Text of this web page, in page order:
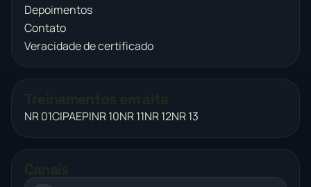
Depoimentos
Contato
Veracidade de certificado
NR 01CIPAEPINR 10NR 11NR 12NR 13